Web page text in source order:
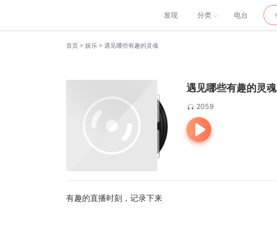
发现 分类 电台
首页 > 娱乐 > 遇见哪些有趣的灵魂
遇见哪些有趣的灵魂
2059
有趣的直播时刻，记录下来